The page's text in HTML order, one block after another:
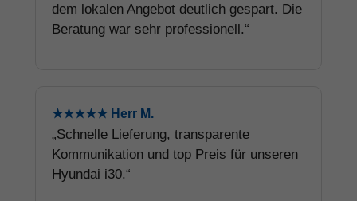
dem lokalen Angebot deutlich gespart. Die
Beratung war sehr professionell.“
★★★★★ Herr M.
„Schnelle Lieferung, transparente
Kommunikation und top Preis für unseren
Hyundai i30.“